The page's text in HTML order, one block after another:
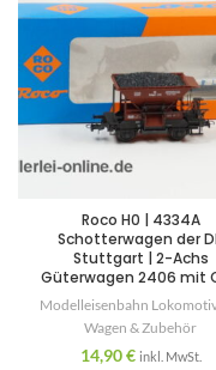
Roco H0 | 4334A
Schotterwagen der
Stuttgart | 2-Achs
Güterwagen 2406 mit
Modelleisenbahn
Wagen & Zubehör
14,90€ inkl. MwSt.